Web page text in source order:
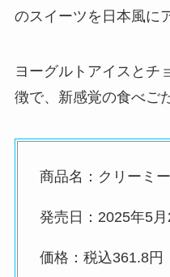
のスイーツを日本風に
ヨーグルトアイスとチ
徴で、新感覚の食べご
商品名：クリーミ
発売日：2025年5月
価格：税込361.8円